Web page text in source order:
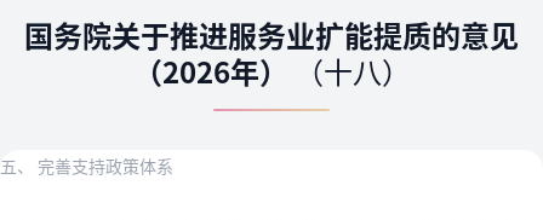
国务院关于推进服务业扩能提质的意见
（2026年）
（十八）
五、 完善支持政策体系